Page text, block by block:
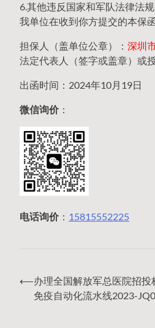
6.其他违反国家和军队法律法规
我单位在收到你方提交的本保
担保人（盖单位公章）： 深圳
法定代表人（签字或盖章）或
出函时间：2024年10月19日
微信询价：
电话询价： 15815552225
文
⟵办理全国解放军总医院招
免疫自动化流水线2023-